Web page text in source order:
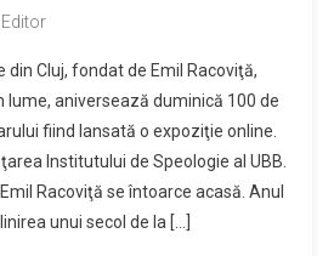
Editor
din Cluj, fondat de Emil Racoviţă,
lume, aniversează duminică 100 de
fiind lansată o expoziţie online.
Institutului de Speologie al UBB.
Racoviţă se întoarce acasă. Anul
unui secol de la […]